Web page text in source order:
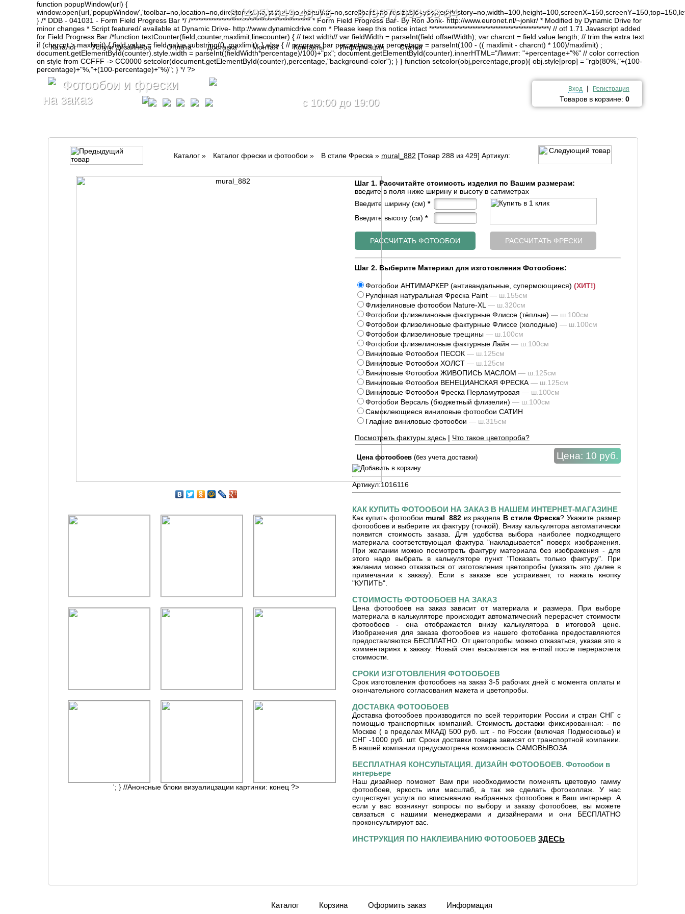
function popupWindow(url) {
} /* DDB - 041031 - Form Field Progress Bar */ /*********************************************** * Form Field Progress Bar- By Ron Jonk- http://www.euronet.nl/~jonkr/ * Modified by Dynamic Drive for
minor changes * Script featured/ available at Dynamic Drive- http://www.dynamicdrive.com * Please keep this notice intact ***********************************************/ // otf 1.71 Javascript added
for Field Progress Bar /*function textCounter(field,counter,maxlimit,linecounter) { // text width// var fieldWidth = parseInt(field.offsetWidth); var charcnt = field.value.length; // trim the extra text
if (charcnt > maxlimit) { field.value = field.value.substring(0, maxlimit); } else { // progress bar percentage var percentage = parseInt(100 - (( maxlimit - charcnt) * 100)/maxlimit) ;
document.getElementById(counter).style.width = parseInt((fieldWidth*percentage)/100)+"px"; document.getElementById(counter).innerHTML="Лимит: "+percentage+"%" // color correction
on style from CCFFF -> CC0000 setcolor(document.getElementById(counter),percentage,"background-color"); } } function setcolor(obj,percentage,prop){ obj.style[prop] = "rgb(80%,"+(100-
percentage)+"%,"+(100-percentage)+"%)"; } */ ?>
Фотообои и фрески
на заказ
8 (495) 649-48-76 8 (967) 093-88-84
c 10:00 до 19:00
Вход | Регистрация
Товаров в корзине: 0
Каталог Услуги дизайнера Оплата Доставка Монтаж Контакты Информация Статьи
Каталог» Каталог фрески и фотообои » В стиле Фреска » mural_882 [Товар 288 из 429] Артикул:
'; } //Анонсные блоки визуалицзации картинки: конец ?>
Шаг 1. Рассчитайте стоимость изделия по Вашим размерам:
введите в поля ниже ширину и высоту в сатиметрах
Введите ширину (см) *
Введите высоту (см) *
Шаг 2. Выберите Материал для изготовления Фотообоев:
Фотообои АНТИМАРКЕР (антивандальные, супермоющиеся) (ХИТ!)
Рулонная натуральная Фреска Paint — ш.155см
Флизелиновые фотообои Nature-XL — ш.320см
Фотообои флизелиновые фактурные Флиссе (тёплые) — ш.100см
Фотообои флизелиновые фактурные Флиссе (холодные) — ш.100см
Фотообои флизелиновые трещины — ш.100см
Фотообои флизелиновые фактурные Лайн — ш.100см
Виниловые Фотообои ПЕСОК — ш.125см
Виниловые Фотообои ХОЛСТ — ш.125см
Виниловые Фотообои ЖИВОПИСЬ МАСЛОМ — ш.125см
Виниловые Фотообои ВЕНЕЦИАНСКАЯ ФРЕСКА — ш.125см
Виниловые Фотообои Фреска Перламутровая — ш.100см
Фотообои Версаль (бюджетный флизелин) — ш.100см
Самоклеющиеся виниловые фотообои САТИН
Гладкие виниловые фотообои — ш.315см
Посмотреть фактуры здесь| Что такое цветопроба?
Цена фотообоев (без учета доставки) Цена: 10 руб.
Артикул:1016116
КАК КУПИТЬ ФОТООБОИ НА ЗАКАЗ В НАШЕМ ИНТЕРНЕТ-МАГАЗИНЕ
Как купить фотообои mural_882из раздела В стиле Фреска? Укажите размер
фотообоев и выберите их фактуру (точкой). Внизу калькулятора автоматически
появится стоимость заказа. Для удобства выбора наиболее подходящего
материала соответствующая фактура "накладывается" поверх изображения.
При желании можно посмотреть фактуру материала без изображения - для
этого надо выбрать в калькуляторе пункт "Показать только фактуру". При
желании можно отказаться от изготовления цветопробы (указать это далее в
примечании к заказу). Если в заказе все устраивает, то нажать кнопку
"КУПИТЬ".
СТОИМОСТЬ ФОТООБОЕВ НА ЗАКАЗ
Цена фотообоев на заказ зависит от материала и размера. При выборе
материала в калькуляторе происходит автоматический перерасчет стоимости
фотообоев - она отображается внизу калькулятора в итоговой цене.
Изображения для заказа фотообоев из нашего фотобанка предоставляются
предоставляются БЕСПЛАТНО. От цветопробы можно отказаться, указав это в
комментариях к заказу. Новый счет высылается на e-mail после перерасчета
стоимости.
СРОКИ ИЗГОТОВЛЕНИЯ ФОТООБОЕВ
Срок изготовления фотообоев на заказ 3-5 рабочих дней с момента оплаты и
окончательного согласования макета и цветопробы.
ДОСТАВКА ФОТООБОЕВ
Доставка фотообоев производится по всей территории России и стран СНГ с
помощью транспортных компаний. Стоимость доставки фиксированная: - по
Москве ( в пределах МКАД) 500 руб. шт. - по России (включая Подмосковье) и
СНГ -1000 руб. шт. Сроки доставки товара зависят от транспортной компании.
В нашей компании предусмотрена возможность САМОВЫВОЗА.
БЕСПЛАТНАЯ КОНСУЛЬТАЦИЯ. ДИЗАЙН ФОТООБОЕВ. Фотообои в
интерьере
Наш дизайнер поможет Вам при необходимости поменять цветовую гамму
фотообоев, яркость или масштаб, а так же сделать фотоколлаж. У нас
существует услуга по вписыванию выбранных фотообоев в Ваш интерьер. А
если у вас возникнут вопросы по выбору и заказу фотообоев, вы можете
связаться с нашими менеджерами и дизайнерами и они БЕСПЛАТНО
проконсультируют вас.
ИНСТРУКЦИЯ ПО НАКЛЕИВАНИЮ ФОТООБОЕВ ЗДЕСЬ
Каталог Корзина Оформить заказ Информация